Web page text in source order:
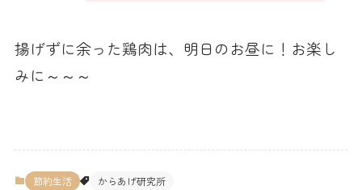
揚げずに余った鶏肉は、明日のお昼に！お楽し
みに～～～
節約生活 からあげ研究所